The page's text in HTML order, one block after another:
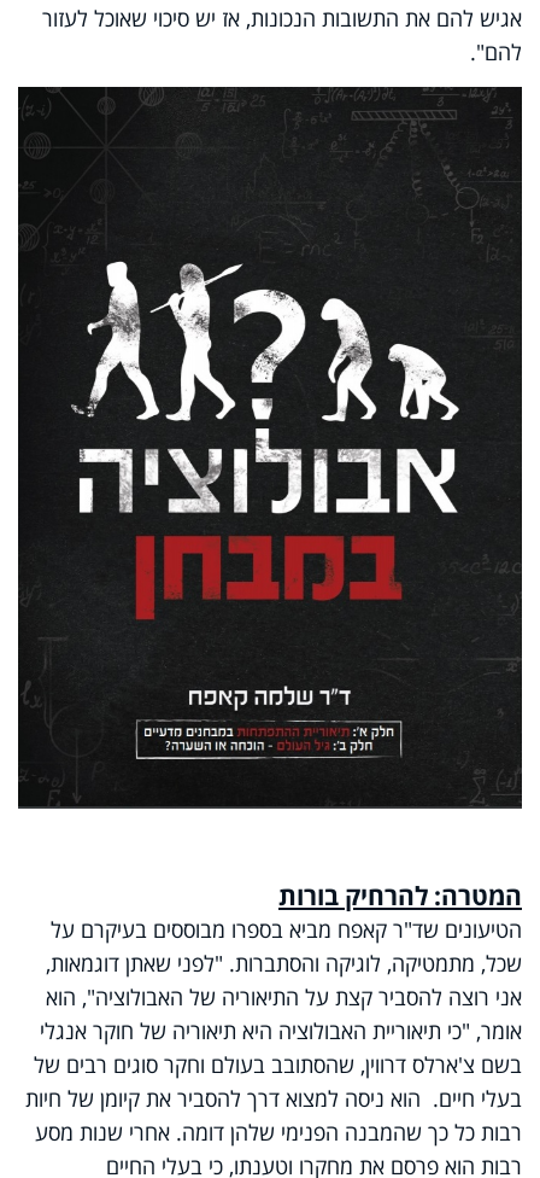
אגיש להם את התשובות הנכונות, אז יש סיכוי שאוכל לעזור
להם".
המטרה: להרחיק בורות
הטיעונים שד"ר קאפח מביא בספרו מבוססים בעיקרם על
שכל, מתמטיקה, לוגיקה והסתברות. "לפני שאתן דוגמאות,
אני רוצה להסביר קצת על התיאוריה של האבולוציה", הוא
אומר, "כי תיאוריית האבולוציה היא תיאוריה של חוקר אנגלי
בשם צ'ארלס דרווין, שהסתובב בעולם וחקר סוגים רבים של
בעלי חיים. הוא ניסה למצוא דרך להסביר את קיומן של חיות
רבות כל כך שהמבנה הפנימי שלהן דומה. אחרי שנות מסע
רבות הוא פרסם את מחקרו וטענתו, כי בעלי החיים